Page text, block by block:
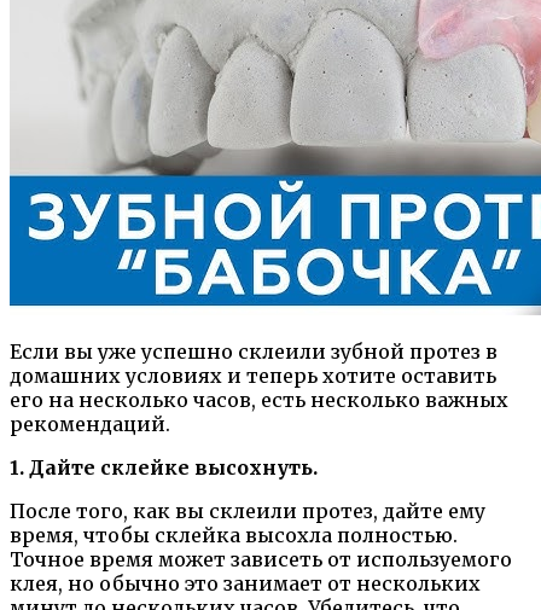
Если вы уже успешно склеили зубной протез в
домашних условиях и теперь хотите оставить
его на несколько часов, есть несколько важных
рекомендаций.
1. Дайте склейке высохнуть.
После того, как вы склеили протез, дайте ему
время, чтобы склейка высохла полностью.
Точное время может зависеть от используемого
клея, но обычно это занимает от нескольких